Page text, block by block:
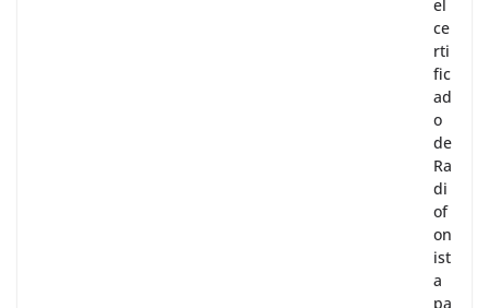
el
ce
rti
fic
ad
o
de
Ra
di
of
on
ist
a
pa